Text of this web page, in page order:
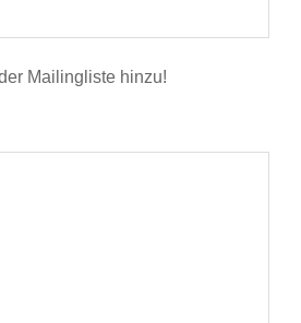
Mailingliste hinzu!